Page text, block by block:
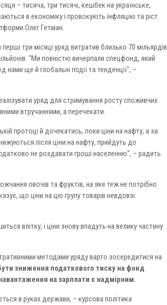
– тисяча, три тисячі, кешбек на українське,
в економіку і провокують інфляцію та ріст
Олег Гетман.
три місяці уряд витратив близько 70 мільярдів
"Ми повністю вичерпали спецфонд, який
ще й глобальні події та тенденції", –
уряд для стримування росту споживчих
втручаннями, а перечекати.
протоці й дочекатись, поки ціни на нафту, а за
після ціни на нафту, прийдуть до
не роздавати гроші населенню", – радить
овочів та фруктів, на яке теж не потрібно
що ціни на цю групу товарів невдовзі
влітку, і ціни знову впадуть на велику частину
методами уряду варто зосередитися на
зниження податкового тиску на фонд
на зарплати є надмірним.
в руках держави, – курсова політика